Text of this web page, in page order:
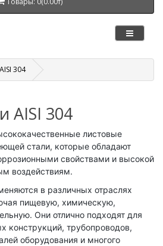
304
AISI 304
листовые
стали, которые обладают
свойствами и высокой
воздействиям.
в различных отраслях
пищевую, химическую,
Они отлично подходят для
конструкций, трубопроводов,
оборудования и многого